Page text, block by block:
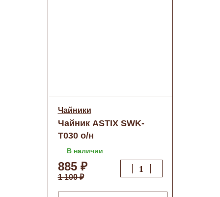
Чайники
Чайник ASTIX SWK-
Т030 о/н
В наличии
885 ₽
1 100 ₽